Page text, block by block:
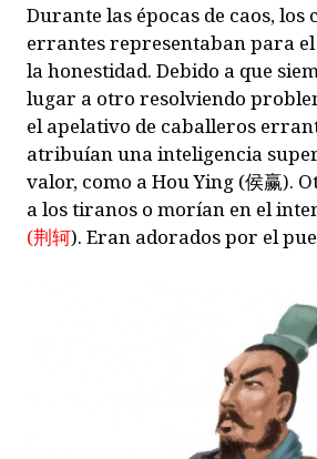
Durante las épocas de caos, los
errantes representaban para
la honestidad. Debido a que
lugar a otro resolviendo
el apelativo de caballeros
atribuían una inteligencia
valor, como aHou Ying (侯赢).
a los tiranos o morían en el
(荆轲). Eran adorados por el